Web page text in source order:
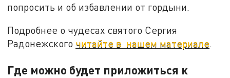
попросить и об избавлении от гордыни.
Подробнее о чудесах святого Сергия
Радонежского читайте в нашем материале.
Где можно будет приложиться к